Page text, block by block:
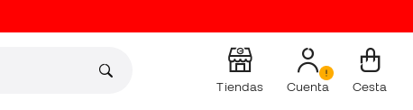
Tiendas Cuenta Cesta